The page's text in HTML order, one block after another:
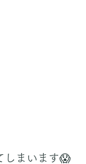
しまいます😱